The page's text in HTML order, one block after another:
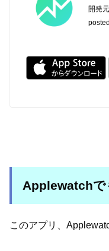
開発
Applewatchで
このアプリ、